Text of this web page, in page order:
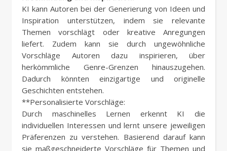
KI kann Autoren bei der Generierung von Ideen und
Inspiration unterstützen, indem sie relevante
Themen vorschlägt oder kreative Anregungen
liefert. Zudem kann sie durch ungewöhnliche
Vorschläge Autoren dazu inspirieren, über
herkömmliche Genre-Grenzen hinauszugehen.
Dadurch könnten einzigartige und originelle
Geschichten entstehen.
**Personalisierte Vorschläge:
Durch maschinelles Lernen erkennt KI die
individuellen Interessen und lernt unsere jeweiligen
Präferenzen zu verstehen. Basierend darauf kann
sie maßgeschneiderte Vorschläge für Themen und